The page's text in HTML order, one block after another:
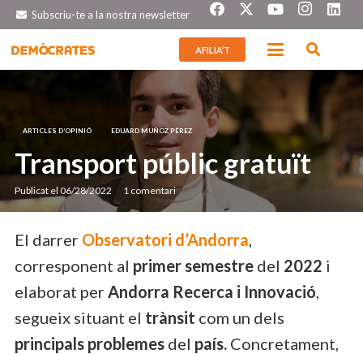
Subscriu-te a la nostra newsletter
AFILIA’T
ARTICLES D’OPINIÓ EDUARD MUÑOZ PÉREZ
Transport públic gratuït
Publicat el 06/28/2022 1 comentari
El darrer Observatori d’Andorra,
corresponent al primer semestre del 2022 i
elaborat perAndorra Recerca i Innovació,
segueix situant el trànsit com un dels
principals problemes del país. Concretament,